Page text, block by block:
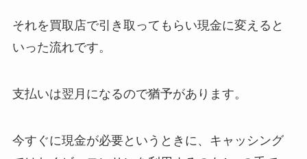
それを買取店で引き取ってもらい現金に変えると
いった流れです。
支払いは翌月になるので猶予があります。
今すぐに現金が必要というときに、キャッシング